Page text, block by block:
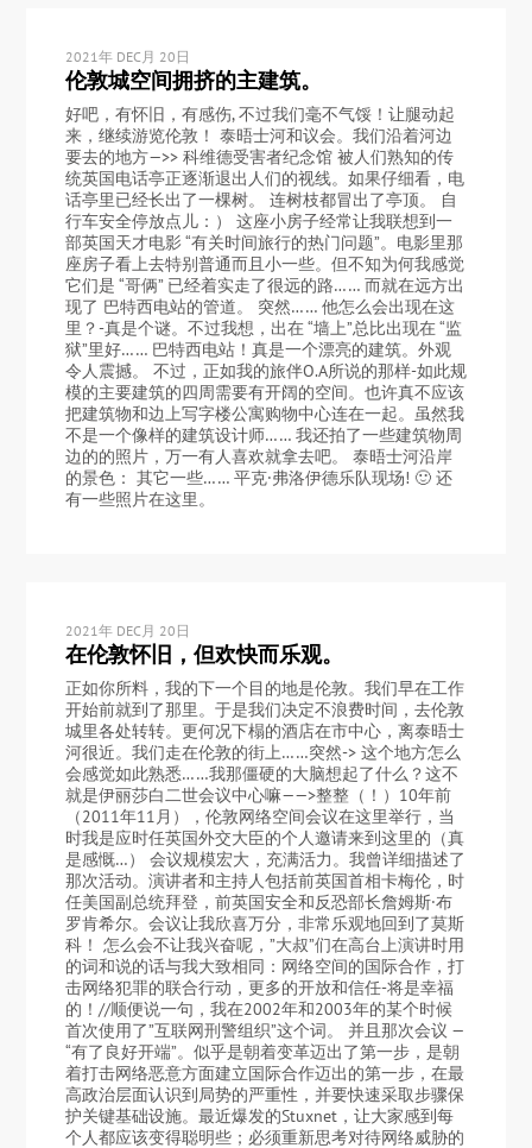
2021年 DEC月 20日
伦敦城空间拥挤的主建筑。
好吧，有怀旧，有感伤, 不过我们毫不气馁！让腿动起
来，继续游览伦敦！ 泰晤士河和议会。我们沿着河边
要去的地方—>> 科维德受害者纪念馆 被人们熟知的传
统英国电话亭正逐渐退出人们的视线。如果仔细看，电
话亭里已经长出了一棵树。 连树枝都冒出了亭顶。 自
行车安全停放点儿：） 这座小房子经常让我联想到一
部英国天才电影 “有关时间旅行的热门问题”。电影里那
座房子看上去特别普通而且小一些。但不知为何我感觉
它们是 “哥俩” 已经着实走了很远的路…… 而就在远方出
现了 巴特西电站的管道。 突然…… 他怎么会出现在这
里？-真是个谜。不过我想，出在 “墙上”总比出现在 “监
狱”里好…… 巴特西电站！真是一个漂亮的建筑。外观
令人震撼。 不过，正如我的旅伴O.A所说的那样-如此规
模的主要建筑的四周需要有开阔的空间。也许真不应该
把建筑物和边上写字楼公寓购物中心连在一起。虽然我
不是一个像样的建筑设计师…… 我还拍了一些建筑物周
边的的照片，万一有人喜欢就拿去吧。 泰晤士河沿岸
的景色： 其它一些…… 平克·弗洛伊德乐队现场! 🙂 还
有一些照片在这里。
2021年 DEC月 20日
在伦敦怀旧，但欢快而乐观。
正如你所料，我的下一个目的地是伦敦。我们早在工作
开始前就到了那里。于是我们决定不浪费时间，去伦敦
城里各处转转。更何况下榻的酒店在市中心，离泰晤士
河很近。我们走在伦敦的街上……突然-> 这个地方怎么
会感觉如此熟悉……我那僵硬的大脑想起了什么？这不
就是伊丽莎白二世会议中心嘛——>整整（！）10年前
（2011年11月），伦敦网络空间会议在这里举行，当
时我是应时任英国外交大臣的个人邀请来到这里的（真
是感慨…） 会议规模宏大，充满活力。我曾详细描述了
那次活动。演讲者和主持人包括前英国首相卡梅伦，时
任美国副总统拜登，前英国安全和反恐部长詹姆斯·布
罗肯希尔。会议让我欣喜万分，非常乐观地回到了莫斯
科！ 怎么会不让我兴奋呢，”大叔”们在高台上演讲时用
的词和说的话与我大致相同：网络空间的国际合作，打
击网络犯罪的联合行动，更多的开放和信任-将是幸福
的！//顺便说一句，我在2002年和2003年的某个时候
首次使用了”互联网刑警组织”这个词。 并且那次会议 —
“有了良好开端”。似乎是朝着变革迈出了第一步，是朝
着打击网络恶意方面建立国际合作迈出的第一步，在最
高政治层面认识到局势的严重性，并要快速采取步骤保
护关键基础设施。最近爆发的Stuxnet，让大家感到每
个人都应该变得聪明些；必须重新思考对待网络威胁的